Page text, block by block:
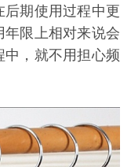
期使用过程中更
限上相对来说会
，就不用担心频